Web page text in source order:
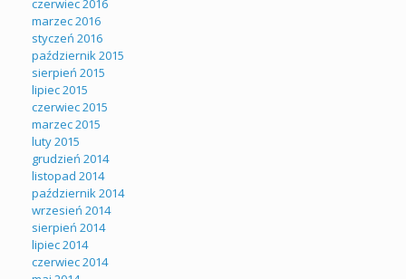
czerwiec 2016
marzec 2016
styczeń 2016
październik 2015
sierpień 2015
lipiec 2015
czerwiec 2015
marzec 2015
luty 2015
grudzień 2014
listopad 2014
październik 2014
wrzesień 2014
sierpień 2014
lipiec 2014
czerwiec 2014